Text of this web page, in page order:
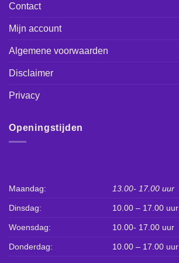
Contact
Mijn account
Algemene voorwaarden
Disclaimer
Privacy
Openingstijden
Maandag: 13.00- 17.00 uur
Dinsdag: 10.00 – 17.00 uur
Woensdag: 10.00- 17.00 uur
Donderdag: 10.00 – 17.00 uur